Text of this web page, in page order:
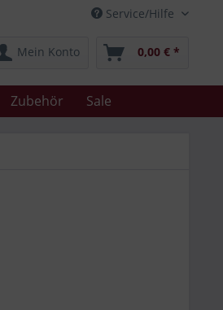
Service/Hilfe
Mein Konto 0,00 € *
Zubehör Sale